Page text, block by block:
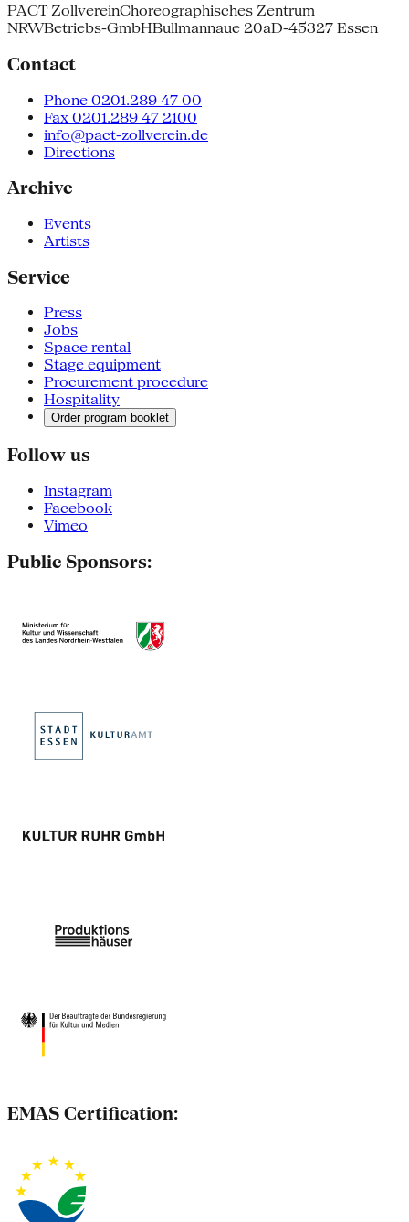
PACT ZollvereinChoreographisches Zentrum
NRWBetriebs-GmbHBullmannaue 20aD-45327 Essen
Contact
Phone 0201.289 47 00
Fax 0201.289 47 2100
info@pact-zollverein.de
Directions
Archive
Events
Artists
Service
Press
Jobs
Space rental
Stage equipment
Procurement procedure
Hospitality
Order program booklet
Follow us
Instagram
Facebook
Vimeo
Public Sponsors:
EMAS Certification: